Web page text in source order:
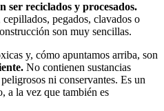
ser reciclados y procesados.
pegados, clavados o
son muy sencillas.
y, cómo apuntamos arriba, son
No contienen sustancias
ni conservantes. Es un
a la vez que también es